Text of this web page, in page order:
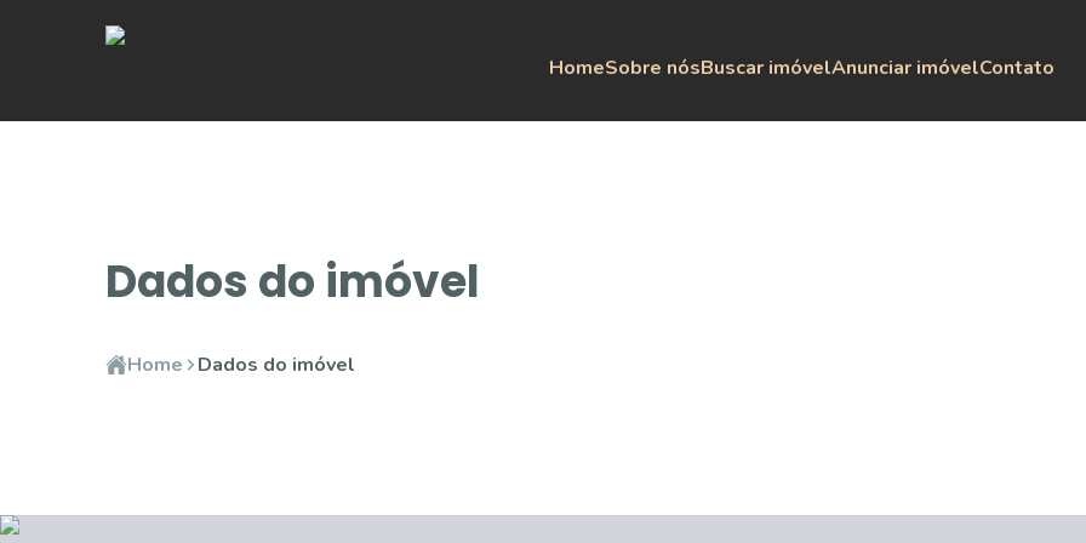
HomeSobre nósBuscar imóvelAnunciar imóvelContato
Dados do imóvel
Home Dados do imóvel